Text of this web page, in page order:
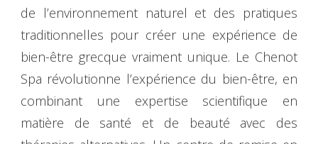
de l’environnement naturel et des pratiques
traditionnelles pour créer une expérience de
bien-être grecque vraiment unique. Le Chenot
Spa révolutionne l’expérience du bien-être, en
combinant une expertise scientifique en
matière de santé et de beauté avec des